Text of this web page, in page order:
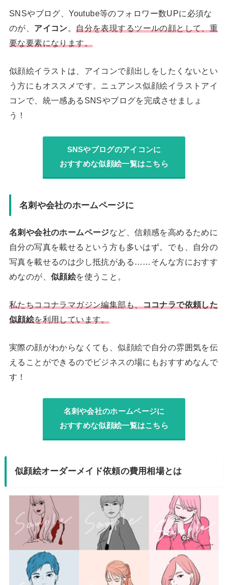
SNSやブログ、Youtube等のフォロワー数UPに必須な
のが、 アイコン。自分を表現するツールの顔として、重
要な要素になります。
似顔絵イラストは、アイコンで顔出しをしたくないとい
う方にもオススメです。ニュアンス似顔絵イラストアイ
コンで、統一感あるSNSやブログを完成させましょ
う！
SNSやブログのアイコンに
おすすめな似顔絵一覧はこちら
名刺や会社のホームページに
名刺や会社のホームページなど、信頼感を高めるために
自分の写真を載せるという方も多いはず。でも、自分の
写真を載せるのは少し抵抗がある……そんな方におすす
めなのが、 似顔絵を使うこと。
私たちココナラマガジン編集部も、ココナラで依頼した
似顔絵を利用しています。
実際の顔がわからなくても、似顔絵で自分の雰囲気を伝
えることができるのでビジネスの場にもおすすめなんで
す！
名刺や会社のホームページに
おすすめな似顔絵一覧はこちら
似顔絵オーダーメイド依頼の費用相場とは